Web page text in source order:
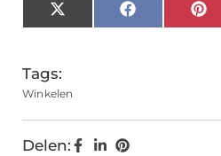
X
(Twitter)
Facebook
Tags:
Winkelen
Delen: